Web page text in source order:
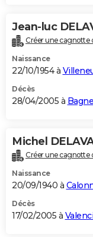
Jean-luc
Créer une cagnotte
Naissance
22/10/1954 à
Décès
28/04/2005 à
Michel
Créer une cagnotte
Naissance
20/09/1940 à
Décès
17/02/2005 à